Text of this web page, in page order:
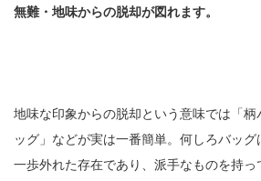
無難・地味からの脱却が図れます。
地味な印象からの脱却という意味では「
ッグ」などが実は一番簡単。何しろバッ
一歩外れた存在であり、派手なものを持